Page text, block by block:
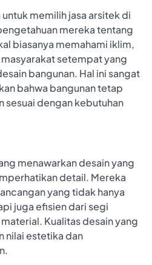
untuk memilih jasa arsitek di
mereka tentang
biasanya memahami iklim,
setempat yang
bangunan. Hal ini sangat
bahwa bangunan tetap
sesuai dengan kebutuhan
menawarkan desain yang
detail. Mereka
yang tidak hanya
juga efisien dari segi
Kualitas desain yang
nilai estetika dan